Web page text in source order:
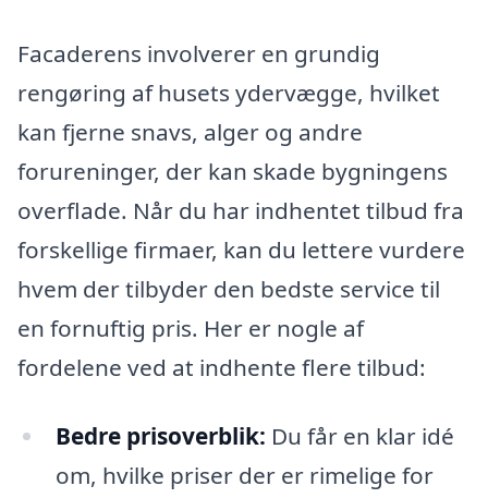
Facaderens involverer en grundig
rengøring af husets ydervægge, hvilket
kan fjerne snavs, alger og andre
forureninger, der kan skade bygningens
overflade. Når du har indhentet tilbud fra
forskellige firmaer, kan du lettere vurdere
hvem der tilbyder den bedste service til
en fornuftig pris. Her er nogle af
fordelene ved at indhente flere tilbud:
Bedre prisoverblik: Du får en klar idé
om, hvilke priser der er rimelige for